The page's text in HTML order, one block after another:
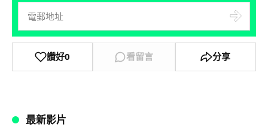
讚好0 看留言 分享
最新影片